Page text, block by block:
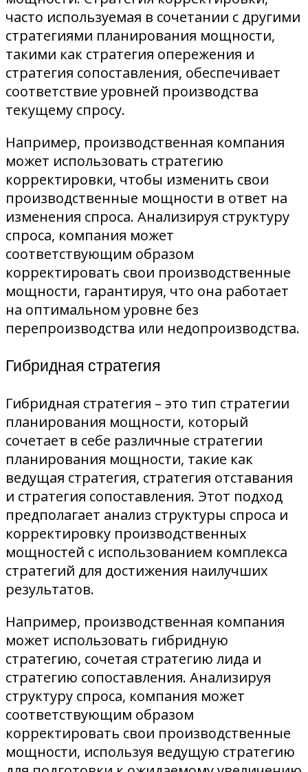
часто используемая в сочетании с другими
стратегиями планирования мощности,
такими как стратегия опережения и
стратегия сопоставления, обеспечивает
соответствие уровней производства
текущему спросу.
Например, производственная компания
может использовать стратегию
корректировки, чтобы изменить свои
производственные мощности в ответ на
изменения спроса. Анализируя структуру
спроса, компания может
соответствующим образом
корректировать свои производственные
мощности, гарантируя, что она работает
на оптимальном уровне без
перепроизводства или недопроизводства.
Гибридная стратегия
Гибридная стратегия – это тип стратегии
планирования мощности, который
сочетает в себе различные стратегии
планирования мощности, такие как
ведущая стратегия, стратегия отставания
и стратегия сопоставления. Этот подход
предполагает анализ структуры спроса и
корректировку производственных
мощностей с использованием комплекса
стратегий для достижения наилучших
результатов.
Например, производственная компания
может использовать гибридную
стратегию, сочетая стратегию лида и
стратегию сопоставления. Анализируя
структуру спроса, компания может
соответствующим образом
корректировать свои производственные
мощности, используя ведущую стратегию